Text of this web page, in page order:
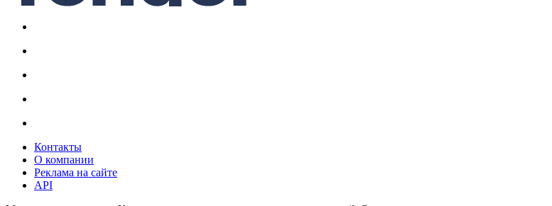
Контакты
О компании
Реклама на сайте
API